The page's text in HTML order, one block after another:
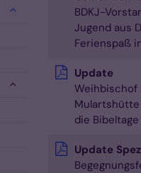
BDKJ-
Jugend aus
Ferienspaß
Update
Weihbischof
Mulartshütte
die
Update